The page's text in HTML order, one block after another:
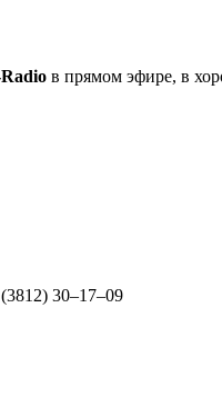
в прямом эфире, в
30‒17‒09